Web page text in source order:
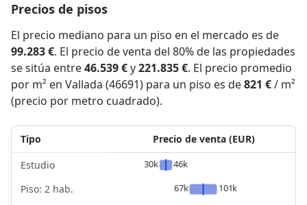
Precios de pisos
El precio mediano para un piso en el mercado es de
99.283 €. El precio de venta del 80% de las propiedades
se sitúa entre46.539 €y221.835 €. El precio promedio
por m² en Vallada (46691) para un piso es de821 €/ m²
(precio por metro cuadrado).
Tipo
Estudio
Piso: 2 hab.
Precio de venta (EUR)
30k
46k
67k
101k